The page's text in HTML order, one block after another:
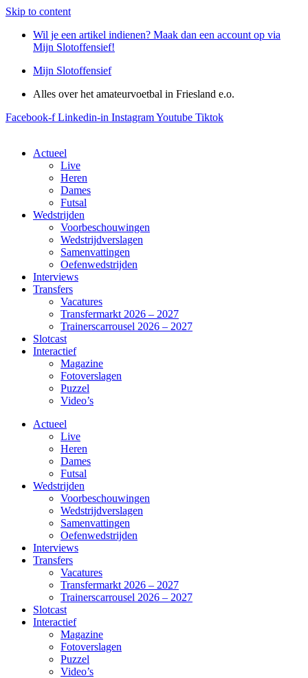
Skip to content
Wil je een artikel indienen? Maak dan een account op via
Mijn Slotoffensief!
Mijn Slotoffensief
Alles over het amateurvoetbal in Friesland e.o.
Facebook-f Linkedin-in InstagramYoutube Tiktok
Actueel
Live
Heren
Dames
Futsal
Wedstrijden
Voorbeschouwingen
Wedstrijdverslagen
Samenvattingen
Oefenwedstrijden
Interviews
Transfers
Vacatures
Transfermarkt 2026 – 2027
Trainerscarrousel 2026 – 2027
Slotcast
Interactief
Magazine
Fotoverslagen
Puzzel
Video’s
Actueel
Live
Heren
Dames
Futsal
Wedstrijden
Voorbeschouwingen
Wedstrijdverslagen
Samenvattingen
Oefenwedstrijden
Interviews
Transfers
Vacatures
Transfermarkt 2026 – 2027
Trainerscarrousel 2026 – 2027
Slotcast
Interactief
Magazine
Fotoverslagen
Puzzel
Video’s